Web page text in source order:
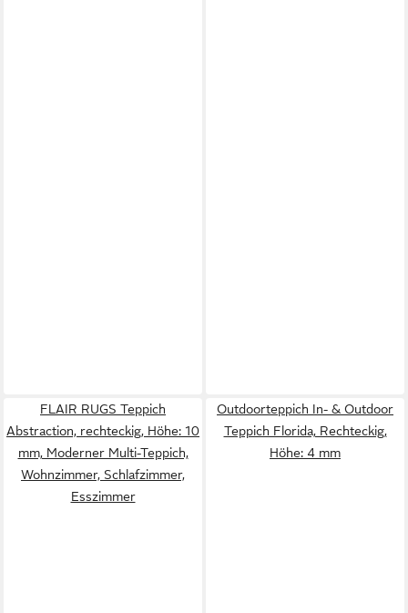
FLAIR RUGS Teppich
Abstraction, rechteckig, Höhe: 10
mm, Moderner Multi-Teppich,
Wohnzimmer, Schlafzimmer,
Esszimmer
Outdoorteppich In- & Outdoor
Teppich Florida, Rechteckig,
Höhe: 4 mm